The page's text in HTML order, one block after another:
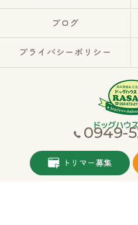
0949-
トリマー募集
ブログ
プライバシーポリシー
© 2026 福岡県宮若市のブリーダーな